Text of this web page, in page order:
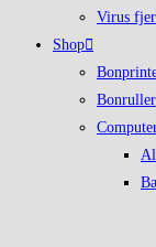
Virus
Shop
Bonruller